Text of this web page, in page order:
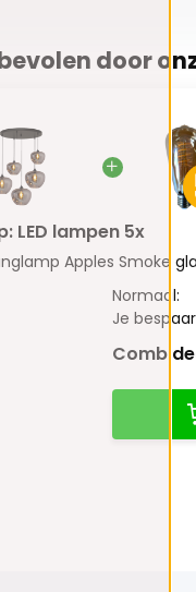
door
LED lampen 5x
Apples Smoke
Normaal:
Je